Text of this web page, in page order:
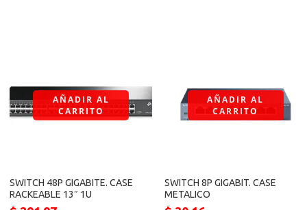
SWITCH 48P GIGABITE. CASE
RACKEABLE 13″ 1U
AÑADIR AL
CARRITO
SWITCH 8P GIGABIT. CASE
METALICO
AÑADIR AL
CARRITO